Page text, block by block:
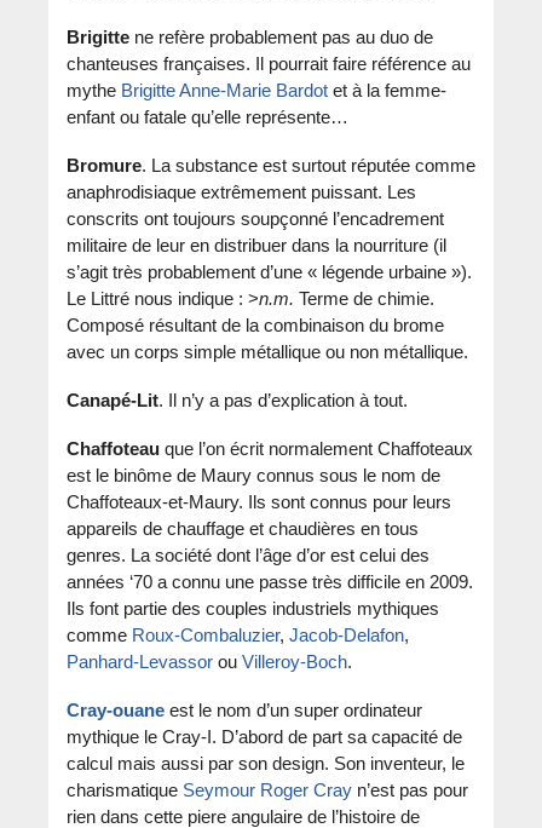
Brigitte ne refère probablement pas au duo de
chanteuses françaises. Il pourrait faire référence au
mythe Brigitte Anne-Marie Bardot et à la femme-
enfant ou fatale qu’elle représente…
Bromure. La substance est surtout réputée comme
anaphrodisiaque extrêmement puissant. Les
conscrits ont toujours soupçonné l’encadrement
militaire de leur en distribuer dans la nourriture (il
s’agit très probablement d’une « légende urbaine »).
Le Littré nous indique : >n.m. Terme de chimie.
Composé résultant de la combinaison du brome
avec un corps simple métallique ou non métallique.
Canapé-Lit. Il n’y a pas d’explication à tout.
Chaffoteau que l’on écrit normalement Chaffoteaux
est le binôme de Maury connus sous le nom de
Chaffoteaux-et-Maury. Ils sont connus pour leurs
appareils de chauffage et chaudières en tous
genres. La société dont l’âge d’or est celui des
années ‘70 a connu une passe très difficile en 2009.
Ils font partie des couples industriels mythiques
comme Roux-Combaluzier, Jacob-Delafon,
Panhard-Levassor ou Villeroy-Boch.
Cray-ouane est le nom d’un super ordinateur
mythique le Cray-I. D’abord de part sa capacité de
calcul mais aussi par son design. Son inventeur, le
charismatique Seymour Roger Cray n’est pas pour
rien dans cette piere angulaire de l’histoire de